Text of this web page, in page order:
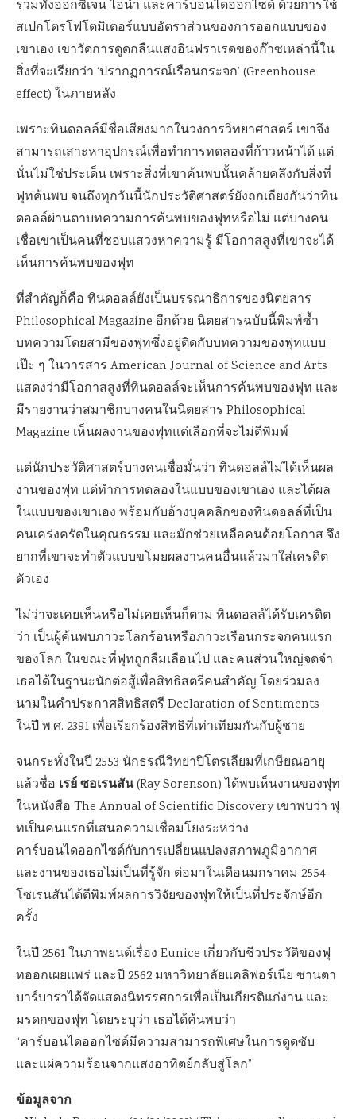
รวมทั้งออกซิเจน ไอน้ำ และคาร์บอนไดออกไซด์ ด้วยการใช้
สเปกโตรโฟโตมิเตอร์แบบอัตราส่วนของการออกแบบของ
เขาเอง เขาวัดการดูดกลืนแสงอินฟราเรดของก๊าซเหล่านี้ใน
สิ่งที่จะเรียกว่า ‘ปรากฏการณ์เรือนกระจก’ (Greenhouse
effect) ในภายหลัง
เพราะทินดอลล์มีชื่อเสียงมากในวงการวิทยาศาสตร์ เขาจึง
สามารถเสาะหาอุปกรณ์เพื่อทำการทดลองที่ก้าวหน้าได้ แต่
นั่นไม่ใช่ประเด็น เพราะสิ่งที่เขาค้นพบนั้นคล้ายคลึงกับสิ่งที่
ฟุทค้นพบ จนถึงทุกวันนี้นักประวัติศาสตร์ยังถกเถียงกันว่าทิน
ดอลล์ผ่านตาบทความการค้นพบของฟุทหรือไม่ แต่บางคน
เชื่อเขาเป็นคนที่ชอบแสวงหาความรู้ มีโอกาสสูงที่เขาจะได้
เห็นการค้นพบของฟุท
ที่สำคัญก็คือ ทินดอลล์ยังเป็นบรรณาธิการของนิตยสาร
Philosophical Magazine อีกด้วย นิตยสารฉบับนี้พิมพ์ซ้ำ
บทความโดยสามีของฟุทซึ่งอยู่ติดกับบทความของฟุทแบบ
เป๊ะ ๆ ในวารสาร American Journal of Science and Arts
แสดงว่ามีโอกาสสูงที่ทินดอลล์จะเห็นการค้นพบของฟุท และ
มีรายงานว่าสมาชิกบางคนในนิตยสาร Philosophical
Magazine เห็นผลงานของฟุทแต่เลือกที่จะไม่ตีพิมพ์
แต่นักประวัติศาสตร์บางคนเชื่อมั่นว่า ทินดอลล์ไม่ได้เห็นผล
งานของฟุท แต่ทำการทดลองในแบบของเขาเอง และได้ผล
ในแบบของเขาเอง พร้อมกับอ้างบุคคลิกของทินดอลล์ที่เป็น
คนเคร่งครัดในคุณธรรม และมักช่วยเหลือคนด้อยโอกาส จึง
ยากที่เขาจะทำตัวแบบขโมยผลงานคนอื่นแล้วมาใส่เครดิต
ตัวเอง
ไม่ว่าจะเคยเห็นหรือไม่เคยเห็นก็ตาม ทินดอลล์ได้รับเครดิต
ว่า เป็นผู้ค้นพบภาวะโลกร้อนหรือภาวะเรือนกระจกคนแรก
ของโลก ในขณะที่ฟุทถูกลืมเลือนไป และคนส่วนใหญ่จดจำ
เธอได้ในฐานะนักต่อสู้เพื่อสิทธิสตรีคนสำคัญ โดยร่วมลง
นามในคำประกาศสิทธิสตรี Declaration of Sentiments
ในปี พ.ศ. 2391 เพื่อเรียกร้องสิทธิที่เท่าเทียมกันกับผู้ชาย
จนกระทั่งในปี 2553 นักธรณีวิทยาปิโตรเลียมที่เกษียณอายุ
แล้วชื่อ เรย์ ซอเรนสัน(Ray Sorenson) ได้พบเห็นงานของฟุท
ในหนังสือ The Annual of Scientific Discovery เขาพบว่า ฟุ
ทเป็นคนแรกที่เสนอความเชื่อมโยงระหว่าง
คาร์บอนไดออกไซด์กับการเปลี่ยนแปลงสภาพภูมิอากาศ
และงานของเธอไม่เป็นที่รู้จัก ต่อมาในเดือนมกราคม 2554
โซเรนสันได้ตีพิมพ์ผลการวิจัยของฟุทให้เป็นที่ประจักษ์อีก
ครั้ง
ในปี 2561 ในภาพยนต์เรื่อง Eunice เกี่ยวกับชีวประวัติของฟุ
ทออกเผยแพร่ และปี 2562 มหาวิทยาลัยแคลิฟอร์เนีย ซานตา
บาร์บาราได้จัดแสดงนิทรรศการเพื่อเป็นเกียรติแก่งาน และ
มรดกของฟุท โดยระบุว่า เธอได้ค้นพบว่า
“คาร์บอนไดออกไซด์มีความสามารถพิเศษในการดูดซับ
และแผ่ความร้อนจากแสงอาทิตย์กลับสู่โลก”
ข้อมูลจาก